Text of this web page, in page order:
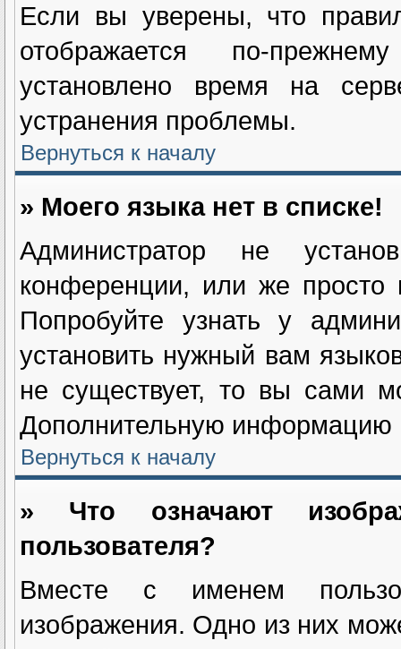
Если вы уверены, что
отображается по-
установлено время на
устранения проблемы.
Вернуться к началу
» Моего языка нет в списке!
Администратор не
конференции, или же
Попробуйте узнать у
установить нужный вам
не существует, то вы сами
Дополнительную информацию
Вернуться к началу
» Что означают
пользователя?
Вместе с именем
изображения. Одно из них